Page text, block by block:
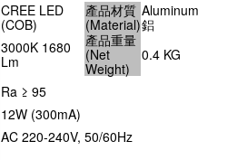
CREE LED
(COB)
產品材質
(Material)
Aluminum
鋁
3000K 1680
Lm
產品重量
(Net
Weight)
0.4 KG
Ra ≥ 95
12W (300mA)
AC 220-240V, 50/60Hz